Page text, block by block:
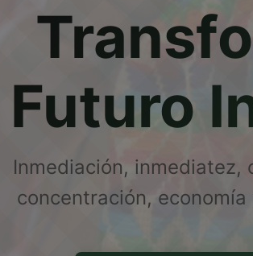
Futuro
Inmediación,
concentración,